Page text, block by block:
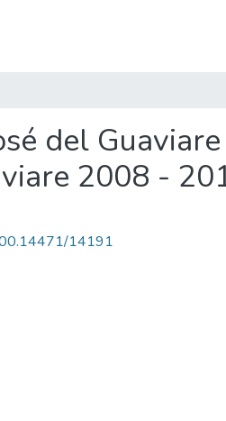
del
2008 -
14191